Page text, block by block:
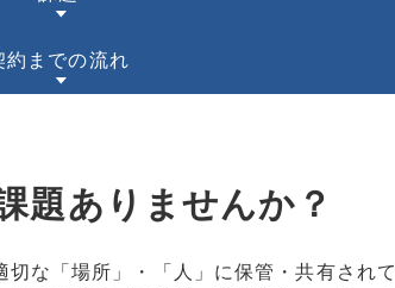
約までの流れ
題ありませんか？
切な「場所」・「人」に保管・共有され